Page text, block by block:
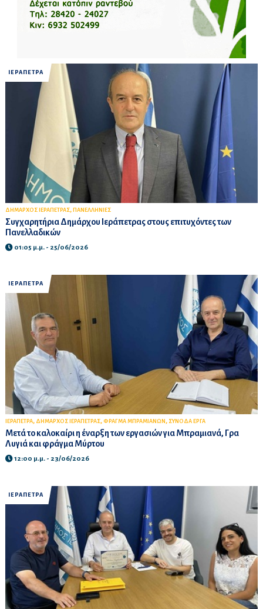
ΙΕΡΑΠΕΤΡΑ
ΔΗΜΑΡΧΟΣ ΙΕΡΑΠΕΤΡΑΣ, ΠΑΝΕΛΛΗΝΙΕΣ
Συγχαρητήρια Δημάρχου Ιεράπετρας στους επιτυχόντες των
Πανελλαδικών
01:05 μ.μ. - 25/06/2026
ΙΕΡΑΠΕΤΡΑ
ΙΕΡΑΠΕΤΡΑ, ΔΗΜΑΡΧΟΣ ΙΕΡΑΠΕΤΡΑΣ, ΦΡΑΓΜΑ ΜΠΡΑΜΙΑΝΩΝ , ΣΥΝΟΔΑ ΕΡΓΑ
Μετά το καλοκαίρι η έναρξη των εργασιών για Μπραμιανά, Γρα
Λυγιά και φράγμα Μύρτου
12:00 μ.μ. - 23/06/2026
ΙΕΡΑΠΕΤΡΑ